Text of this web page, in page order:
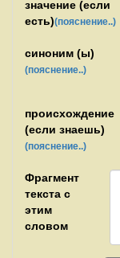
значение (если
есть)(пояснение..)
синоним (ы)
(пояснение..)
происхождение
(если знаешь)
(пояснение..)
Фрагмент
текста с
этим
словом